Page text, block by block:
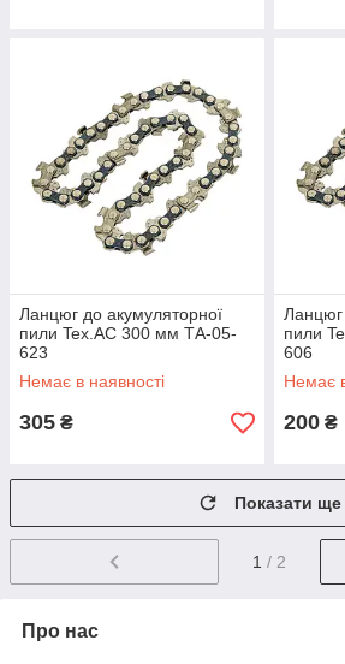
Ланцюг до акумуляторної
пили Tex.AC 300 мм ТА-05-
623
Немає в наявності
305 ₴
Ланцюг
пили
606
Немає
200 ₴
Показати ще
1 / 2
Про нас